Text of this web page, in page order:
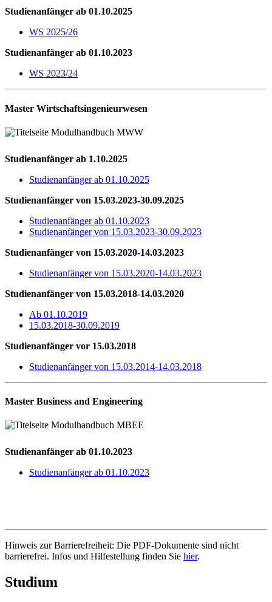
Studienanfänger ab 01.10.2025
WS 2025/26
Studienanfänger ab 01.10.2023
WS 2023/24
Master Wirtschaftsingenieurwesen
Studienanfänger ab 1.10.2025
Studienanfänger ab 01.10.2025
Studienanfänger von 15.03.2023-30.09.2025
Studienanfänger ab 01.10.2023
Studienanfänger von 15.03.2023-30.09.2023
Studienanfänger von 15.03.2020-14.03.2023
Studienanfänger von 15.03.2020-14.03.2023
Studienanfänger von 15.03.2018-14.03.2020
Ab 01.10.2019
15.03.2018-30.09.2019
Studienanfänger vor 15.03.2018
Studienanfänger von 15.03.2014-14.03.2018
Master Business and Engineering
Studienanfänger ab 01.10.2023
Studienanfänger ab 01.10.2023
Hinweis zur Barrierefreiheit: Die PDF-Dokumente sind nicht
barrierefrei. Infos und Hilfestellung finden Sie hier.
Studium